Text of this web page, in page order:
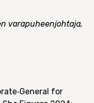
varapuheenjohtaja,
for